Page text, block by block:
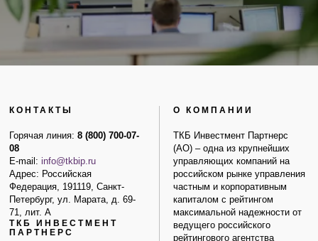
КОНТАКТЫ
Горячая линия:8 (800) 700-07-
08
E-mail:info@tkbip.ru
Адрес: Российская
Федерация, 191119, Санкт-
Петербург, ул. Марата, д. 69-
71, лит. А
ТКБ ИНВЕСТМЕНТ
ПАРТНЕРС
О КОМПАНИИ
ТКБ Инвестмент Партнерс
(АО) – одна из крупнейших
управляющих компаний на
российском рынке управления
частным и корпоративным
капиталом с рейтингом
максимальной надежности от
ведущего российского
рейтингового агентства